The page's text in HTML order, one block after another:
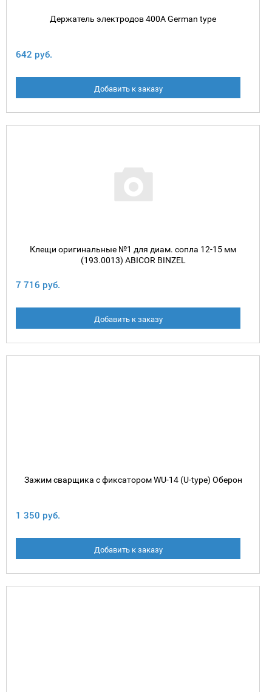
Держатель электродов 400А German type
642 руб.
Добавить к заказу
Клещи оригинальные №1 для диам. сопла 12-15 мм
(193.0013) ABICOR BINZEL
7 716 руб.
Добавить к заказу
Зажим сварщика с фиксатором WU-14 (U-type) Оберон
1 350 руб.
Добавить к заказу